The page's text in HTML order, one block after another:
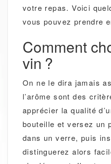
votre repas. Voici
vous pouvez prendre
Comment
vin ?
On ne le dira jamais
l’arôme sont des
apprécier la qualité
bouteille et versez un
dans un verre, puis
distinguerez alors